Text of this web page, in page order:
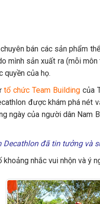
bán các sản phẩm
mình sản xuất ra (mỗi
quyền của họ.
tổ chức Team Building của
được khám phá
ngày của người dân Nam
Decathlon đã tin tưởng và
khoảng nhắc vui nhộn và ý